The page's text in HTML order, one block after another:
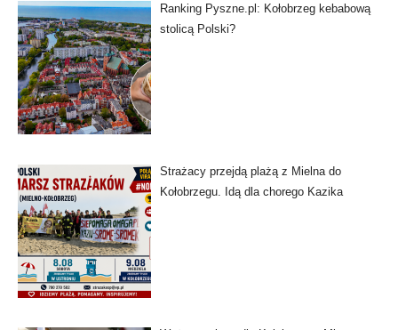
Ranking Pyszne.pl: Kołobrzeg kebabową
stolicą Polski?
Strażacy przejdą plażą z Mielna do
Kołobrzegu. Idą dla chorego Kazika